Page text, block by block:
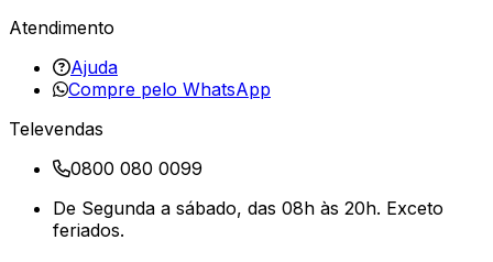
Atendimento
Ajuda
Compre pelo WhatsApp
Televendas
0800 080 0099
De Segunda a sábado, das 08h às 20h. Exceto
feriados.